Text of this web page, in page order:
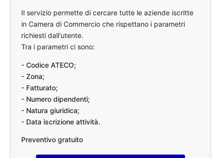
Il servizio permette di cercare tutte le aziende iscritte
in Camera di Commercio che rispettano i parametri
richiesti dall'utente.
Tra i parametri ci sono:
- Codice ATECO;
- Zona;
- Fatturato;
- Numero dipendenti;
- Natura giuridica;
- Data iscrizione attività.
Preventivo gratuito